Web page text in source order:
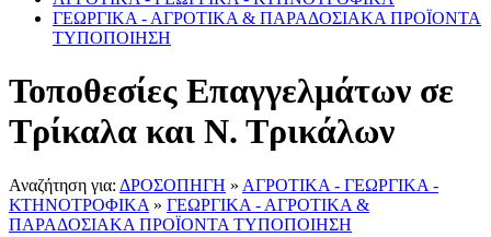
ΓΕΩΡΓΙΚΑ - ΑΓΡΟΤΙΚΑ & ΠΑΡΑΔΟΣΙΑΚΑ ΠΡΟΪΟΝΤΑ
ΤΥΠΟΠΟΙΗΣΗ
Τοποθεσίες Επαγγελμάτων σε
Τρίκαλα και Ν. Τρικάλων
Αναζήτηση για: ΔΡΟΣΟΠΗΓΗ » ΑΓΡΟΤΙΚΑ - ΓΕΩΡΓΙΚΑ -
ΚΤΗΝΟΤΡΟΦΙΚΑ » ΓΕΩΡΓΙΚΑ - ΑΓΡΟΤΙΚΑ &
ΠΑΡΑΔΟΣΙΑΚΑ ΠΡΟΪΟΝΤΑ ΤΥΠΟΠΟΙΗΣΗ